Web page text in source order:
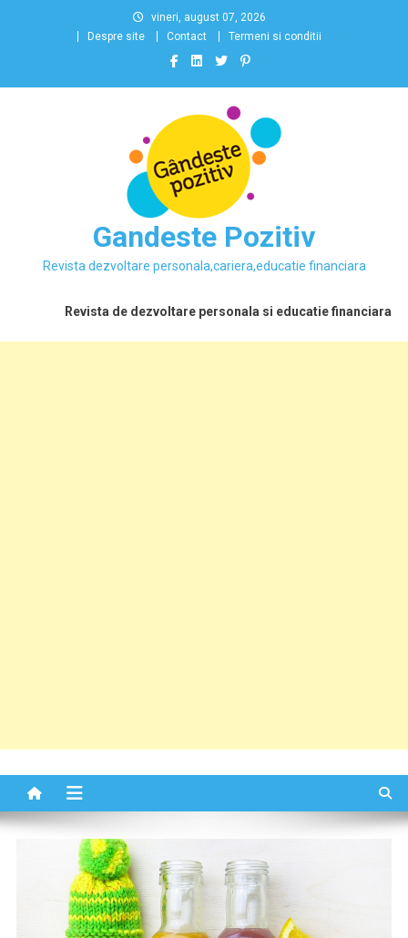
vineri, august 07, 2026
Despre site
Contact Termeni si conditii
Gandeste Pozitiv
Revista dezvoltare personala,cariera,educatie financiara
Revista de dezvoltare personala si educatie financiara